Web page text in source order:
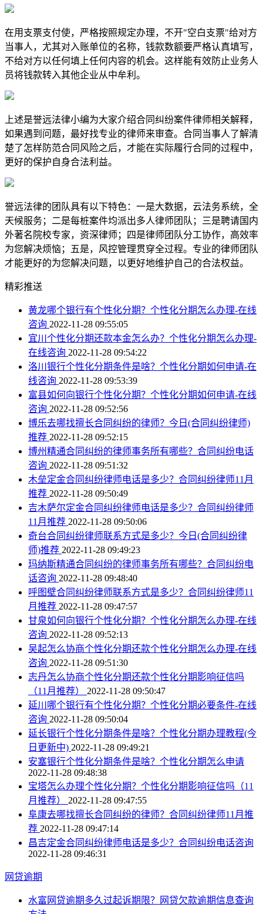
在用支票支付使，严格按照规定办理，不开"空白支票"给对方
当事人，尤其对入账单位的名称，钱款数额要严格认真填写，
不给对方以任何填上任何内容的机会。这样能有效防止业务人
员将钱款转入其他企业从中牟利。
上述是誉远法律小编为大家介绍合同纠纷案件律师相关解释，
如果遇到问题，最好找专业的律师来审查。合同当事人了解清
楚了怎样防范合同风险之后，才能在实际履行合同的过程中，
更好的保护自身合法利益。
誉远法律的团队具有以下特色：一是大数据，云法务系统，全
天候服务；二是每桩案件均派出多人律师团队；三是聘请国内
外著名院校专家，资深律师；四是律师团队分工协作，高效率
为您解决烦恼；五是，风控管理贯穿全过程。专业的律师团队
才能更好的为您解决问题，以更好地维护自己的合法权益。
精彩推送
黄龙哪个银行有个性化分期？个性化分期怎么办理-在线
咨询 2022-11-28 09:55:05
宜川个性化分期还款本金怎么办？个性化分期怎么办理-
在线咨询 2022-11-28 09:54:22
洛川银行个性化分期条件是啥？个性化分期如何申请-在
线咨询 2022-11-28 09:53:39
富县如何向银行个性化分期？个性化分期如何申请-在线
咨询 2022-11-28 09:52:56
博乐去哪找擅长合同纠纷的律师？今日(合同纠纷律师)
推荐 2022-11-28 09:52:15
博州精通合同纠纷的律师事务所有哪些？合同纠纷电话
咨询 2022-11-28 09:51:32
木垒定金合同纠纷律师电话是多少？合同纠纷律师11月
推荐 2022-11-28 09:50:49
吉木萨尔定金合同纠纷律师电话是多少？合同纠纷律师
11月推荐 2022-11-28 09:50:06
奇台合同纠纷律师联系方式是多少？今日(合同纠纷律
师)推荐 2022-11-28 09:49:23
玛纳斯精通合同纠纷的律师事务所有哪些？合同纠纷电
话咨询 2022-11-28 09:48:40
呼图壁合同纠纷律师联系方式是多少？合同纠纷律师11
月推荐 2022-11-28 09:47:57
甘泉如何向银行个性化分期？个性化分期怎么办理-在线
咨询 2022-11-28 09:52:13
吴起怎么协商个性化分期还款个性化分期怎么办理-在线
咨询 2022-11-28 09:51:30
志丹怎么协商个性化分期还款个性化分期影响征信吗
（11月推荐） 2022-11-28 09:50:47
延川哪个银行有个性化分期？个性化分期必要条件-在线
咨询 2022-11-28 09:50:04
延长银行个性化分期条件是啥？个性化分期办理教程(今
日更新中) 2022-11-28 09:49:21
安塞银行个性化分期条件是啥？个性化分期怎么申请
2022-11-28 09:48:38
宝塔怎么办理个性化分期？个性化分期影响征信吗（11
月推荐） 2022-11-28 09:47:55
阜康去哪找擅长合同纠纷的律师？合同纠纷律师11月推
荐 2022-11-28 09:47:14
昌吉定金合同纠纷律师电话是多少？合同纠纷电话咨询
2022-11-28 09:46:31
网贷逾期
水富网贷逾期多久过起诉期限？网贷欠款逾期信息查询